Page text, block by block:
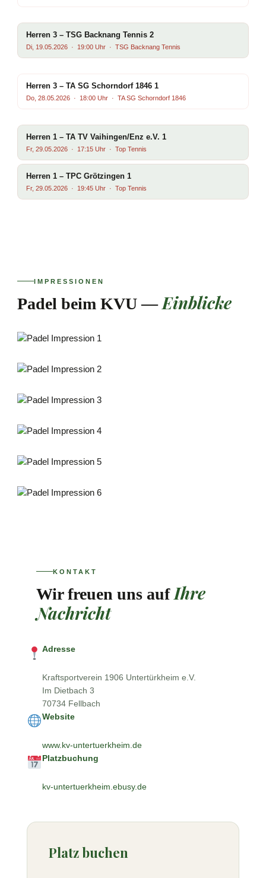
Herren 3 – TSG Backnang Tennis 2
Di, 19.05.2026 · 19:00 Uhr · TSG Backnang Tennis
Herren 3 – TA SG Schorndorf 1846 1
Do, 28.05.2026 · 18:00 Uhr · TA SG Schorndorf 1846
Herren 1 – TA TV Vaihingen/Enz e.V. 1
Fr, 29.05.2026 · 17:15 Uhr · Top Tennis
Herren 1 – TPC Grötzingen 1
Fr, 29.05.2026 · 19:45 Uhr · Top Tennis
IMPRESSIONEN
Padel beim KVU — Einblicke
KONTAKT
Wir freuen uns auf Ihre
Nachricht
Adresse
Kraftsportverein 1906 Untertürkheim e.V.
Im Dietbach 3
70734 Fellbach
Website
www.kv-untertuerkheim.de
Platzbuchung
kv-untertuerkheim.ebusy.de
Platz buchen